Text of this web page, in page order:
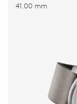
41.00 mm